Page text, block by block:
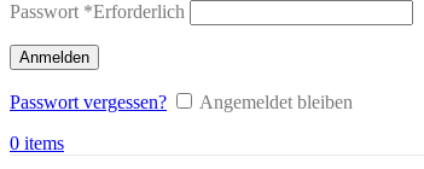
Passwort *Erforderlich
Anmelden
Passwort vergessen?
Angemeldet bleiben
0 items